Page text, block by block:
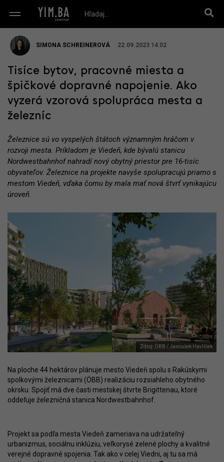
SIMONA SCHREINEROVÁ 22.09.2023 14:02
Tisíce bytov, pracovné miesta a
špičkové dopravné napojenie. Ako
vyzerá vzorová spolupráca mesta a
železníc
Železnice sú vo vyspelých štátoch významným hráčom v
rozvoji mesta. Príkladom je Viedeň, kde bývalú stanicu
Nordwestbahnhof nahradí nový obytný priestor pre 16-tisíc
obyvateľov. Železnice na projekte navyše spolupracujú priamo s
mestom Viedeň, vďaka čomu by mala mať nová štvrť vynikajúcu
úroveň.
Zdroj: ÖBB / Janoušek Havlíček
Na ploche 44 hektárov plánuje mesto Viedeň spolu s Rakúskymi
spolkovými železnicami (ÖBB) realizáciu rozsiahleho obytného
okrsku. Spojiť má dve časti mestskej štvrte Brigittenau, ktoré
oddeľuje železničná stanica Nordwestbahnhof.
Projekt sa podľa mesta Viedeň zameriava na udržateľný
urbanizmus, sociálnu inklúziu, veľkorysé zelené plochy a kvalitné
verejné dopravné spojenia. Tak ako v celej Viedni, aj tu sa má